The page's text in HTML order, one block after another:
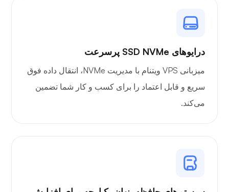
درایوهای SSD NVMe پرسرعت
میزبانی VPS ویتنام با مدیریت NVMe، انتقال داده فوق
سریع و قابل اعتماد را برای کسب و کار شما تضمین
می‌کند.